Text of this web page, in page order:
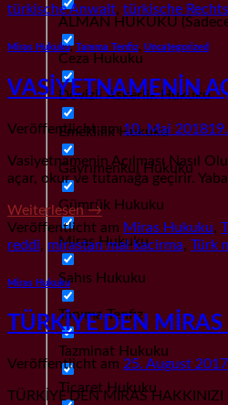
ALMAN HUKUKU
Ceza Hukuku
Dövizli Askerlik Hukuku
Emeklilik Hukuku
Gayrımenkul Hukuku
Gümrük Hukuku
Miras Hukuku
Şahıs Hukuku
Tanıma Tenfiz
Tazminat Hukuku
Ticaret Hukuku
türkische Anwalt, türkische
Miras Hukuku,Tanıma Tenfiz Uncategorized
VASİYETNAMENİN
Veröffentlicht am10. Mai 2018
Vasiyetnamenin Açılması Nasıl
açar, okur ve tutanağa geçirir.
Weiterlesen→
Veröffentlicht am Miras Hukuku,
reddi, mirastan mal kacirma, Türk
Miras Hukuku
TÜRKİYE’DEN
Veröffentlicht am 25. August 2017
TÜRKİYE’DEN MİRAS